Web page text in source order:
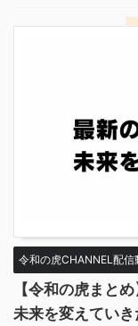
令和の虎CHANNEL配信
【令和の虎まと
未来を変えていき